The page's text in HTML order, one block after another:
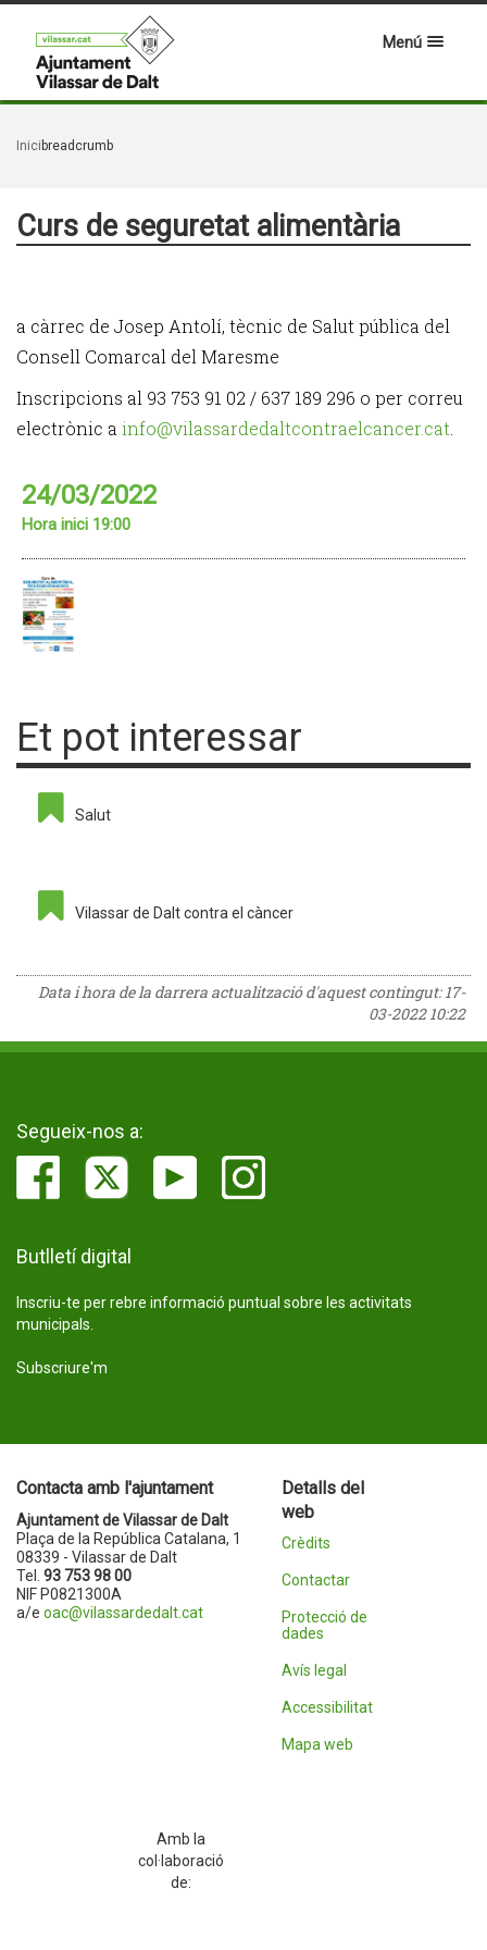
Menú
Inici breadcrumb
Curs de seguretat alimentària
a càrrec de Josep Antolí, tècnic de Salut pública del
Consell Comarcal del Maresme
Inscripcions al 93 753 91 02 / 637 189 296 o per correu
electrònic a info@vilassardedaltcontraelcancer.cat
24/03/2022
Hora inici 19:00
Et pot interessar
Salut
Vilassar de Dalt contra el càncer
Data i hora de la darrera actualització d'aquest contingut:17-
03-2022 10:22
Segueix-nos a:
Butlletí digital
Inscriu-te per rebre informació puntual sobre les activitats
municipals.
Subscriure'm
Contacta amb l'ajuntament
Ajuntament de Vilassar de Dalt
Plaça de la República Catalana, 1
08339 - Vilassar de Dalt
Tel. 93 753 98 00
NIF P0821300A
a/e oac@vilassardedalt.cat
Detalls del
web
Crèdits
Contactar
Protecció de
dades
Avís legal
Accessibilitat
Mapa web
Amb la
col·laboració
de: